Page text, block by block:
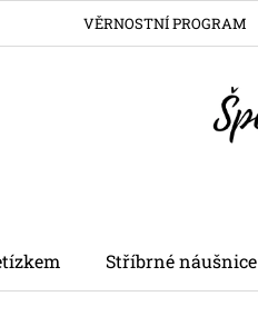
VĚRNOSTNÍ PROGRAM
Stříbrné náušnice